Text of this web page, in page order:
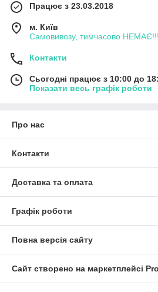
Працює з 23.03.2018
м. Київ
Самовивозу, тимчасово
Контакти
Сьогодні працює з 10:00 до
Показати весь графік роботи
Про нас
Контакти
Доставка та оплата
Графік роботи
Повна версія сайту
Сайт створено на маркетплейсі